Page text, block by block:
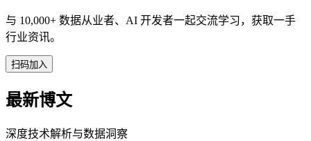
与 10,000+ 数据从业者、AI 开发者一起交流学习，获取一手
行业资讯。
扫码加入
最新博文
深度技术解析与数据洞察